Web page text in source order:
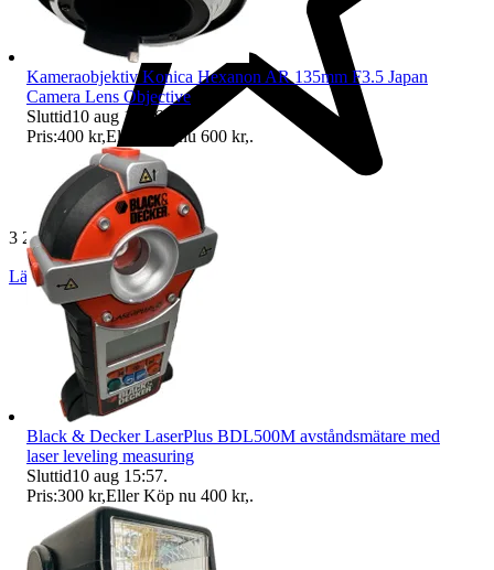
3 200 omdömen
Läs omdömen Följ
Kameraobjektiv Konica Hexanon AR 135mm F3.5 Japan
Camera Lens Objective
Sluttid10 aug 15:26.
Pris:400 kr,Eller Köp nu 600 kr,.
Black & Decker LaserPlus BDL500M avståndsmätare med
laser leveling measuring
Sluttid10 aug 15:57.
Pris:300 kr,Eller Köp nu 400 kr,.